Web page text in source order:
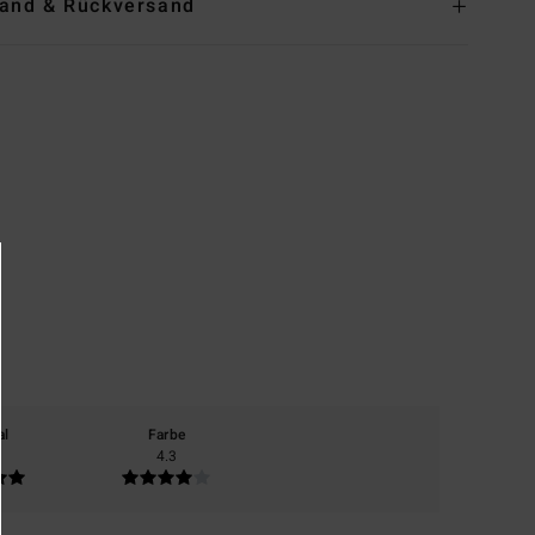
& Rückversand
Farbe
4.3